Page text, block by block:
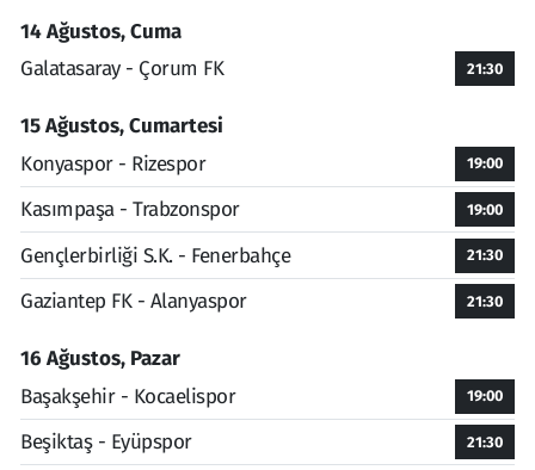
14 Ağustos, Cuma
Galatasaray - Çorum FK
21:30
15 Ağustos, Cumartesi
Konyaspor - Rizespor
19:00
Kasımpaşa - Trabzonspor 19:00
Gençlerbirliği S.K. - Fenerbahçe 21:30
Gaziantep FK - Alanyaspor 21:30
16 Ağustos, Pazar
Başakşehir - Kocaelispor
19:00
Beşiktaş - Eyüpspor 21:30